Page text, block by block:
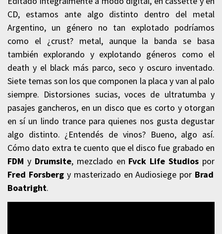
CD, estamos ante algo distinto dentro del metal
Argentino, un género no tan explotado podríamos
como el ¿crust? metal, aunque la banda se basa
también explorando y explotando géneros como el
death y el black más parco, seco y oscuro inventado.
Siete temas son los que componen la placa y van al palo
siempre. Distorsiones sucias, voces de ultratumba y
pasajes gancheros, en un disco que es corto y otorgan
en sí un lindo trance para quienes nos gusta degustar
algo distinto. ¿Entendés de vinos? Bueno, algo así.
Cómo dato extra te cuento que el disco fue grabado en
FDM y Drumsite, mezclado en Fvck Life Studios por
Fred Forsbergy masterizado en Audiosiege por Brad
Boatright.